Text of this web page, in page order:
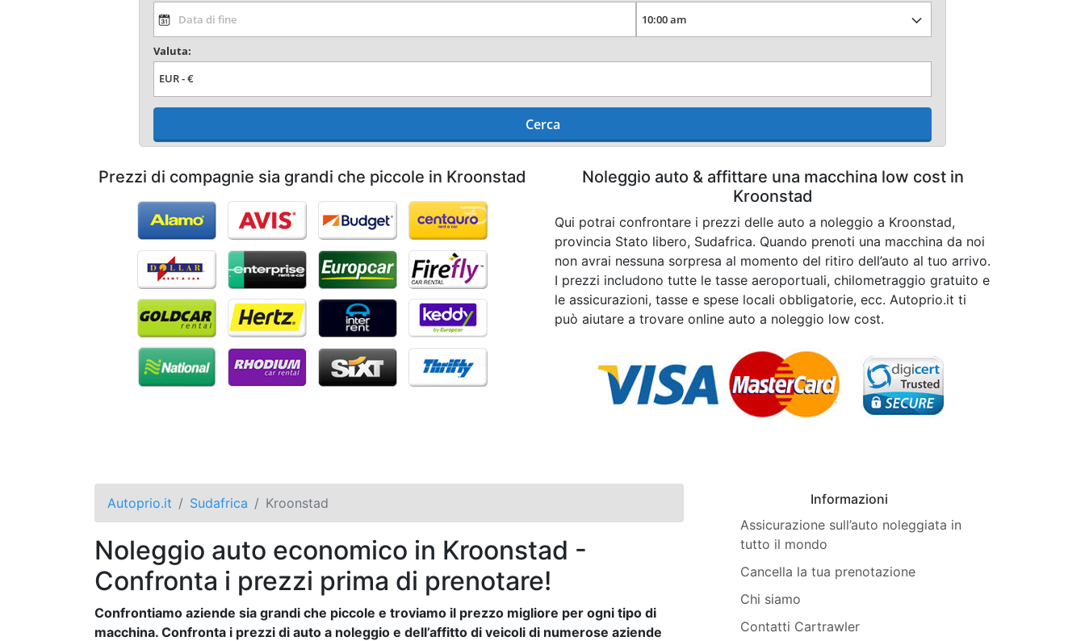
Valuta:
Cerca
Prezzi di compagnie sia grandi che piccole in Kroonstad
Noleggio auto & affittare una macchina low cost in
Kroonstad
Qui potrai confrontare i prezzi delle auto a noleggio a Kroonstad,
provincia Stato libero, Sudafrica. Quando prenoti una macchina da noi
non avrai nessuna sorpresa al momento del ritiro dell’auto al tuo arrivo.
I prezzi includono tutte le tasse aeroportuali, chilometraggio gratuito e
le assicurazioni, tasse e spese locali obbligatorie, ecc. Autoprio.it ti
può aiutare a trovare online auto a noleggio low cost.
Autoprio.it Sudafrica Kroonstad
Noleggio auto economico in Kroonstad -
Confronta i prezzi prima di prenotare!
Confrontiamo aziende sia grandi che piccole e troviamo il prezzo migliore per ogni tipo di
macchina. Confronta i prezzi di auto a noleggio e dell’affitto di veicoli di numerose aziende
Informazioni
Assicurazione sull’auto noleggiata in
tutto il mondo
Cancella la tua prenotazione
Chi siamo
Contatti Cartrawler